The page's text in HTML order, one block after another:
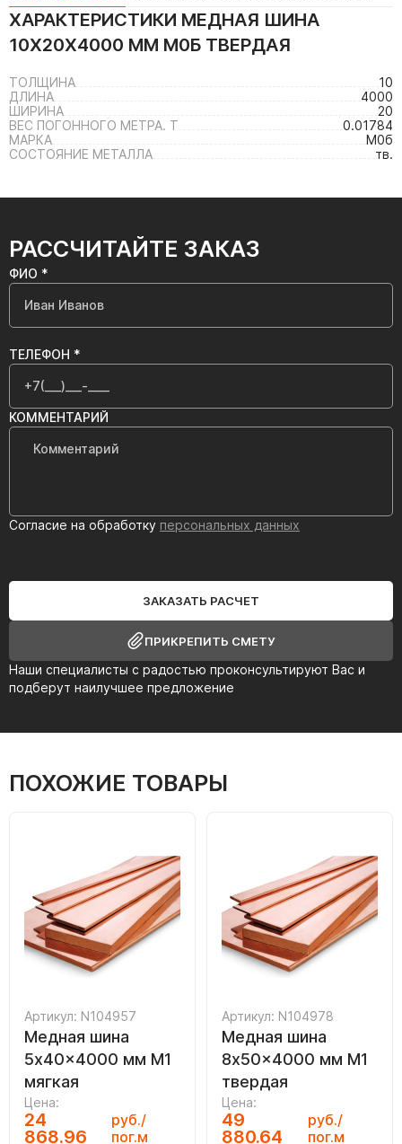
ХАРАКТЕРИСТИКИ МЕДНАЯ ШИНА
10X20X4000 ММ M0Б ТВЕРДАЯ
ТОЛЩИНА
10
ДЛИНА
4000
ШИРИНА
20
ВЕС ПОГОННОГО МЕТРА. Т
0.01784
МАРКА
М0б
СОСТОЯНИЕ МЕТАЛЛА
тв.
РАССЧИТАЙТЕ ЗАКАЗ
Наши специалисты с радостью проконсультируют Вас и
подберут наилучшее предложение
ФИО *
ТЕЛЕФОН *
КОММЕНТАРИЙ
Согласие на обработку персональных данных
ЗАКАЗАТЬ РАСЧЕТ
ПРИКРЕПИТЬ СМЕТУ
ПОХОЖИЕ ТОВАРЫ
Артикул: N104957
Медная шина
5x40x4000 мм М1
мягкая
Цена:
24
868.96
руб./
пог.м
Артикул: N104978
Медная шина
8x50x4000 мм М1
твердая
Цена:
49
880.64
руб./
пог.м